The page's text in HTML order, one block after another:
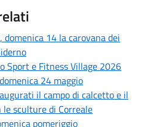
domenica 14 la carovana dei
Sport e Fitness Village 2026
24 maggio
il campo di calcetto e il
sculture di Correale
pomeriggio